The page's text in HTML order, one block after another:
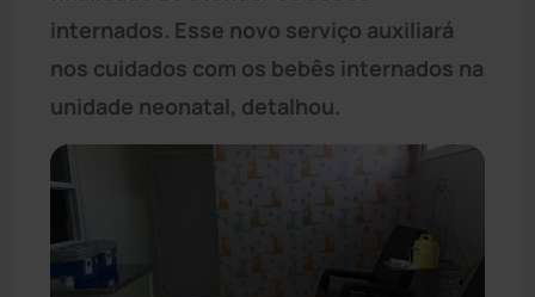
internados. Esse novo serviço auxiliará
nos cuidados com os bebês internados na
unidade neonatal, detalhou.